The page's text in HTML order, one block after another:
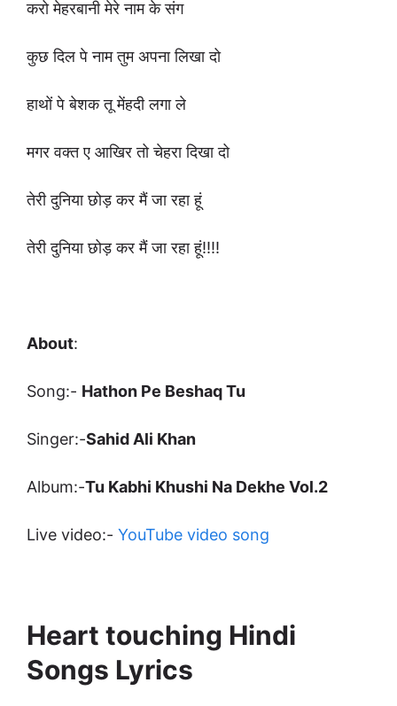
करो मेहरबानी मेरे नाम के संग
कुछ दिल पे नाम तुम अपना लिखा दो
हाथों पे बेशक तू मेंहदी लगा ले
मगर वक्त ए आखिर तो चेहरा दिखा दो
तेरी दुनिया छोड़ कर मैं जा रहा हूं
तेरी दुनिया छोड़ कर मैं जा रहा हूं!!!!
About:
Song:- Hathon Pe Beshaq Tu
Singer:-Sahid Ali Khan
Album:-Tu Kabhi Khushi Na Dekhe Vol.2
Live video:- YouTube video song
Heart touching Hindi
Songs Lyrics